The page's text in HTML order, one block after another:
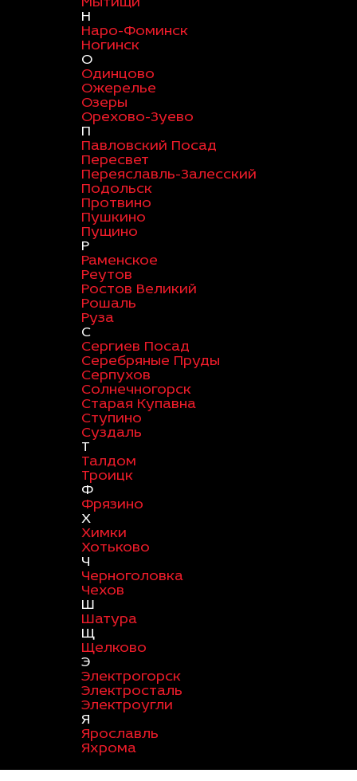
Н
Наро-Фоминск
Ногинск
О
Одинцово
Ожерелье
Озеры
Орехово-Зуево
П
Павловский Посад
Пересвет
Переяславль-Залесский
Подольск
Протвино
Пушкино
Пущино
Р
Раменское
Реутов
Ростов Великий
Рошаль
Руза
С
Сергиев Посад
Серебряные Пруды
Серпухов
Солнечногорск
Старая Купавна
Ступино
Суздаль
Т
Талдом
Троицк
Ф
Фрязино
Х
Химки
Хотьково
Ч
Черноголовка
Чехов
Ш
Шатура
Щ
Щелково
Э
Электрогорск
Электросталь
Электроугли
Я
Ярославль
Яхрома